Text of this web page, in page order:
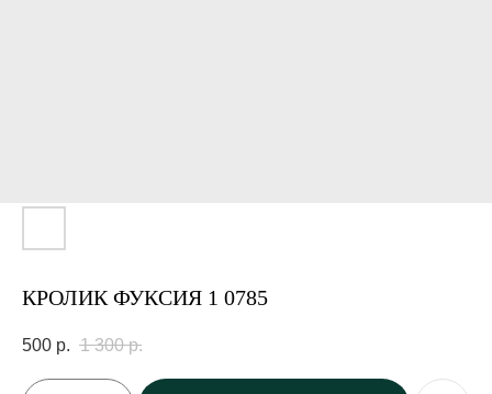
КРОЛИК ФУКСИЯ 1 0785
500 р. 1 300 р.